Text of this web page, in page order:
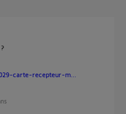
carte-recepteur-m...